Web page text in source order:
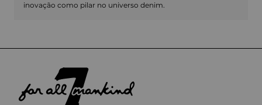
inovação como pilar no universo denim.